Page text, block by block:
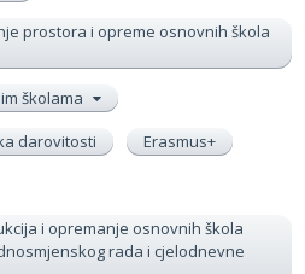
prostora i opreme osnovnih škola
školama
darovitosti
Erasmus+
i opremanje osnovnih škola
rada i cjelodnevne